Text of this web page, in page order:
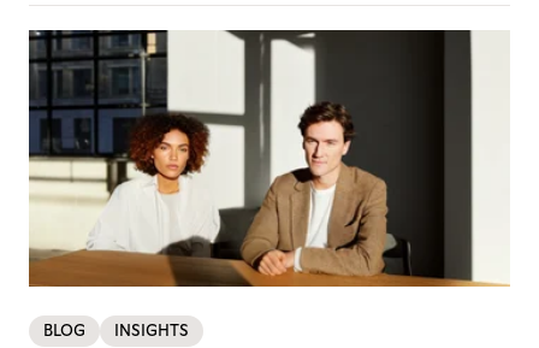
BLOG INSIGHTS